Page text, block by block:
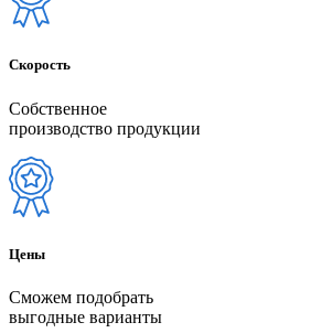
Скорость
Собственное
производство продукции
Цены
Сможем подобрать
выгодные варианты